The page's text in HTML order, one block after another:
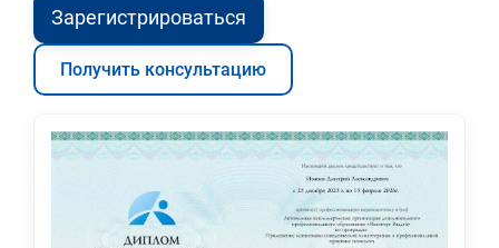
Зарегистрироваться
Получить консультацию